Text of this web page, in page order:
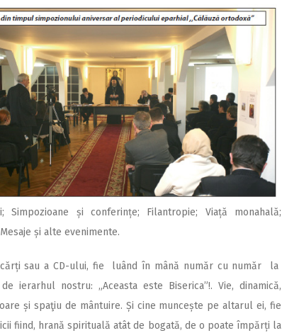
Simpozioane și conferințe; Filantropie; Viață monahală;
și alte evenimente.
sau a CD-ului, fie luând în mână număr cu număr la
ierarhul nostru: „Aceasta este Biserica”!. Vie, dinamică,
și spaţiu de mântuire. Și cine muncește pe altarul ei, fie
fiind, hrană spirituală atât de bogată, de o poate împărți la